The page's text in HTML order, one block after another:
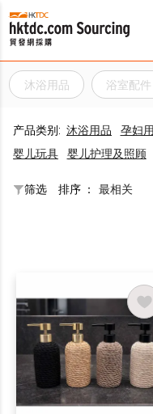
沐浴用品 浴室配件
产品类别: 沐浴用品 孕妇
婴儿玩具
婴儿护理及照顾
筛选 排序 ： 最相关